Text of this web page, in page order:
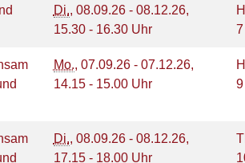
Di., 08.09.26 - 08.12.26,
15.30 - 16.30 Uhr
7
Mo., 07.09.26 - 07.12.26,
14.15 - 15.00 Uhr
9
Di., 08.09.26 - 08.12.26,
17.15 - 18.00 Uhr